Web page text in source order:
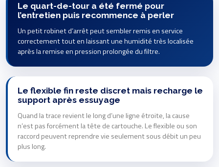
Le quart-de-tour a été fermé pour
l’entretien puis recommence à perler
Un petit robinet d’arrêt peut sembler remis en service
correctement tout en laissant une humidité très localisée
après la remise en pression prolongée du filtre.
Le flexible fin reste discret mais recharge le
support après essuyage
Quand la trace revient le long d’une ligne étroite, la cause
n’est pas forcément la tête de cartouche. Le flexible ou son
raccord peuvent reprendre vie seulement sous débit un peu
plus long.